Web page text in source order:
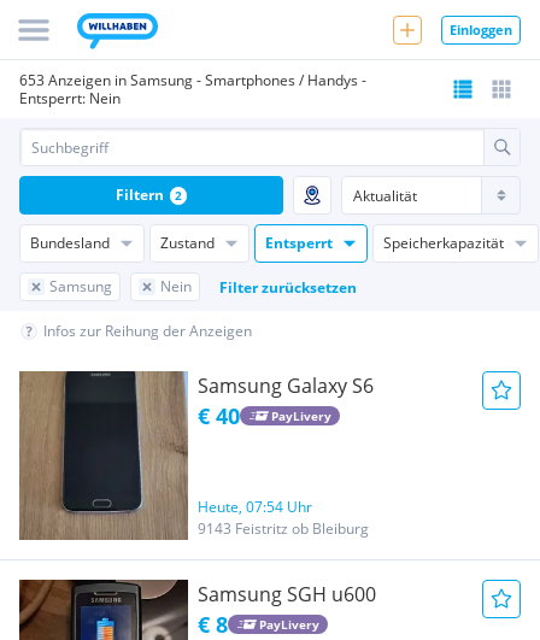
Einloggen
653 Anzeigen in Samsung - Smartphones / Handys -
Entsperrt: Nein
Bundesland Zustand Entsperrt Speicherkapazität
Samsung Nein Filter zurücksetzen
Filtern 2
Infos zur Reihung der Anzeigen
Samsung Galaxy S6
€ 40 PayLivery
Heute, 07:54 Uhr
9143 Feistritz ob Bleiburg
Samsung SGH u600
€ 8 PayLivery